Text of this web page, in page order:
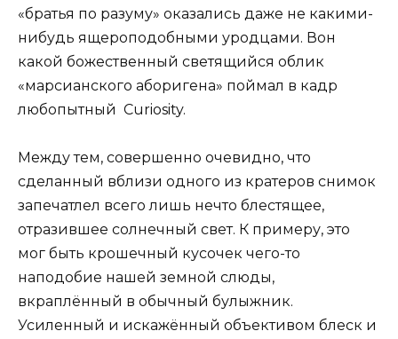
«братья по разуму» оказались даже не какими-
нибудь ящероподобными уродцами. Вон
какой божественный светящийся облик
«марсианского аборигена» поймал в кадр
любопытный Curiosity.
Между тем, совершенно очевидно, что
сделанный вблизи одного из кратеров снимок
запечатлел всего лишь нечто блестящее,
отразившее солнечный свет. К примеру, это
мог быть крошечный кусочек чего-то
наподобие нашей земной слюды,
вкраплённый в обычный булыжник.
Усиленный и искажённый объективом блеск и